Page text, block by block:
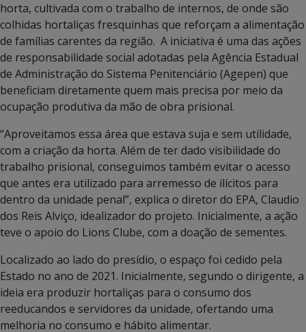
horta, cultivada com o trabalho de internos, de onde são
colhidas hortaliças fresquinhas que reforçam a alimentação
de famílias carentes da região. A iniciativa é uma das ações
de responsabilidade social adotadas pela Agência Estadual
de Administração do Sistema Penitenciário (Agepen) que
beneficiam diretamente quem mais precisa por meio da
ocupação produtiva da mão de obra prisional.
“Aproveitamos essa área que estava suja e sem utilidade,
com a criação da horta. Além de ter dado visibilidade do
trabalho prisional, conseguimos também evitar o acesso
que antes era utilizado para arremesso de ilícitos para
dentro da unidade penal”, explica o diretor do EPA, Claudio
dos Reis Alviço, idealizador do projeto. Inicialmente, a ação
teve o apoio do Lions Clube, com a doação de sementes.
Localizado ao lado do presídio, o espaço foi cedido pela
Estado no ano de 2021. Inicialmente, segundo o dirigente, a
ideia era produzir hortaliças para o consumo dos
reeducandos e servidores da unidade, ofertando uma
melhoria no consumo e hábito alimentar.